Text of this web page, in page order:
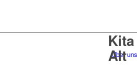
Über uns
Alt